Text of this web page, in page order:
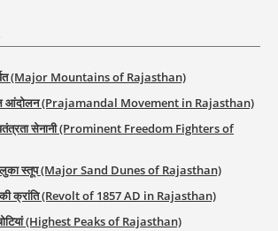
(Major Mountains of Rajasthan)
आंदोलन (Prajamandal Movement in Rajasthan)
सेनानी (Prominent Freedom Fighters of
स्तूप (Major Sand Dunes of Rajasthan)
की क्रांति (Revolt of 1857 AD in Rajasthan)
चोटियां (Highest Peaks of Rajasthan)